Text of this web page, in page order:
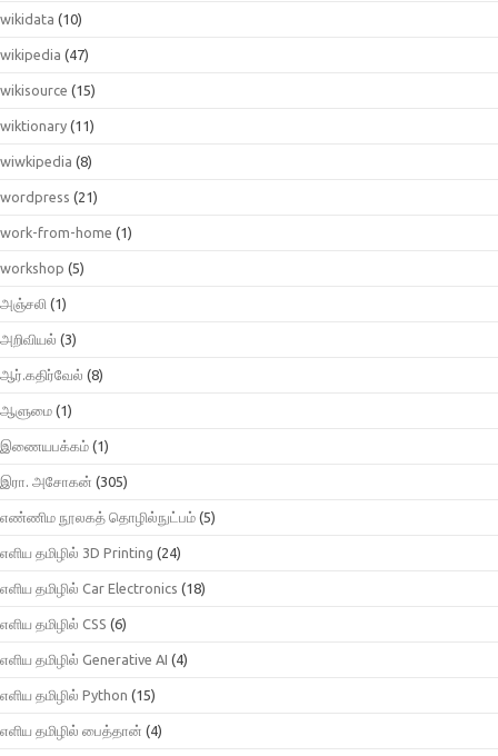
wikidata (10)
wikipedia (47)
wikisource (15)
wiktionary (11)
wiwkipedia (8)
wordpress (21)
work-from-home (1)
workshop (5)
அஞ்சலி (1)
அறிவியல் (3)
ஆர்.கதிர்வேல் (8)
ஆளுமை (1)
இணையபக்கம் (1)
இரா. அசோகன் (305)
எண்ணிம நூலகத் தொழில்நுட்பம் (5)
எளிய தமிழில் 3D Printing (24)
எளிய தமிழில் Car Electronics (18)
எளிய தமிழில் CSS (6)
எளிய தமிழில் Generative AI (4)
எளிய தமிழில் Python (15)
எளிய தமிழில் பைத்தான் (4)